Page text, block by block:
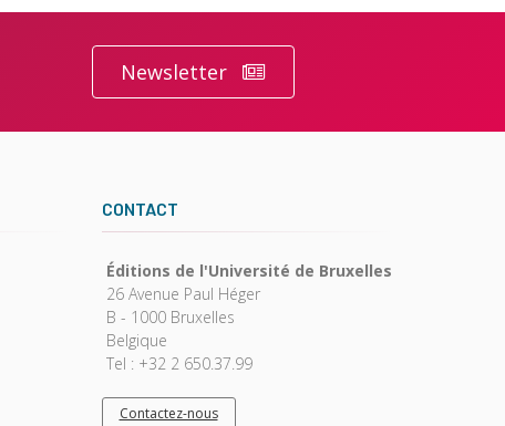
Newsletter
CONTACT
Éditions de l'Université de Bruxelles
26 Avenue Paul Héger
B - 1000 Bruxelles
Belgique
Tel : +32 2 650.37.99
Contactez-nous